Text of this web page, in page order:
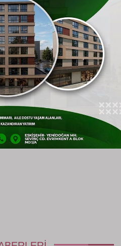
Başlatıldı
üreten, yayan ve
şahıslar hakkında adli
yürütülmektedir"
bulunanlara karşı
belirtildi.
dışındaki asılsız
ve provokasyonlara